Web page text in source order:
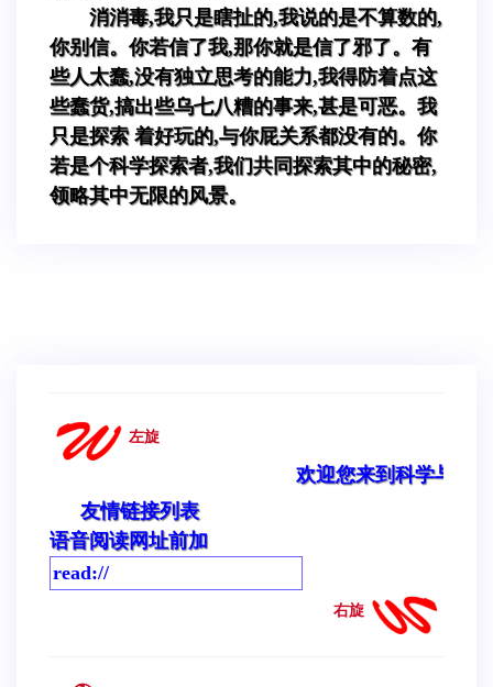
消消毒,我只是瞎扯的,我说的是不算数的,
你别信。你若信了我,那你就是信了邪了。有
些人太蠢,没有独立思考的能力,我得防着点这
些蠢货,搞出些乌七八糟的事来,甚是可恶。我
只是探索 着好玩的,与你屁关系都没有的。你
若是个科学探索者,我们共同探索其中的秘密,
领略其中无限的风景。
左旋
欢迎您来到科学与文明网站!
友情链接列表
语音阅读网址前加
右旋